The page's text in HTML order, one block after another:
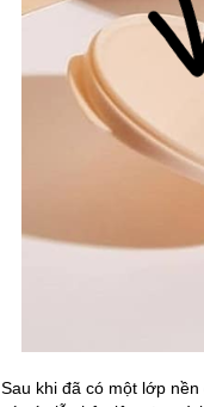
Sau khi đã có một lớp